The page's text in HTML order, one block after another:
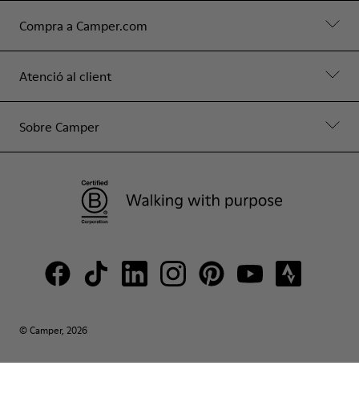
Compra a Camper.com
Atenció al client
Sobre Camper
© Camper, 2026